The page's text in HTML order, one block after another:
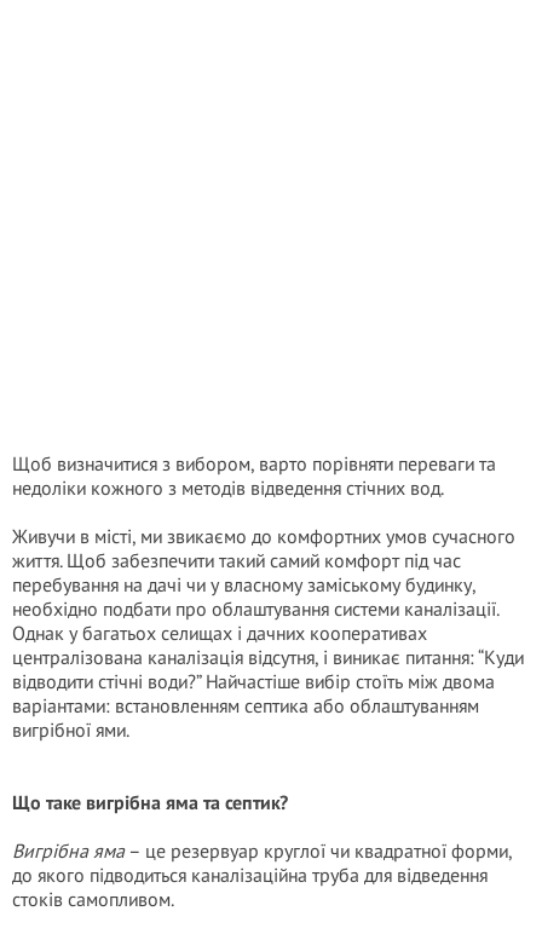
Щоб визначитися з вибором, варто порівняти переваги та
недоліки кожного з методів відведення стічних вод.
Живучи в місті, ми звикаємо до комфортних умов сучасного
життя. Щоб забезпечити такий самий комфорт під час
перебування на дачі чи у власному заміському будинку,
необхідно подбати про облаштування системи каналізації.
Однак у багатьох селищах і дачних кооперативах
централізована каналізація відсутня, і виникає питання: “Куди
відводити стічні води?” Найчастіше вибір стоїть між двома
варіантами: встановленням септика або облаштуванням
вигрібної ями.
Що таке вигрібна яма та септик?
Вигрібна яма– це резервуар круглої чи квадратної форми,
до якого підводиться каналізаційна труба для відведення
стоків самопливом.